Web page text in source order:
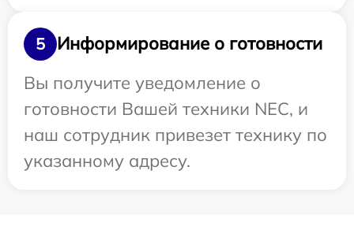
5
Информирование о готовности
Вы получите уведомление о
готовности Вашей техники NEC, и
наш сотрудник привезет технику по
указанному адресу.